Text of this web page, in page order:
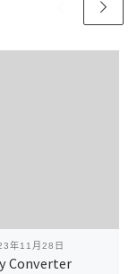
年11月28日
Converter